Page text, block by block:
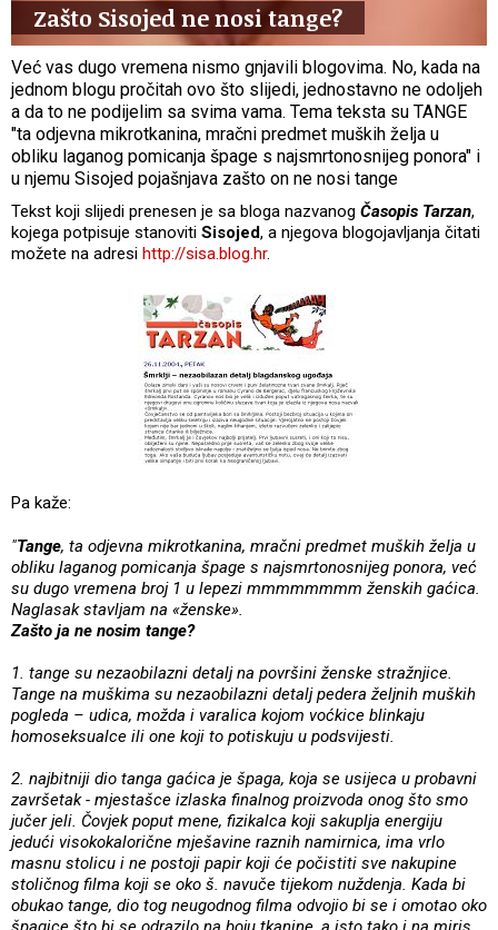
Zašto Sisojed ne nosi tange?
Već vas dugo vremena nismo gnjavili blogovima. No, kada na
jednom blogu pročitah ovo što slijedi, jednostavno ne odoljeh
a da to ne podijelim sa svima vama. Tema teksta su TANGE
"ta odjevna mikrotkanina, mračni predmet muških želja u
obliku laganog pomicanja špage s najsmrtonosnijeg ponora" i
u njemu Sisojed pojašnjava zašto on ne nosi tange
Tekst koji slijedi prenesen je sa bloga nazvanog Časopis Tarzan,
kojega potpisuje stanoviti Sisojed, a njegova blogojavljanja čitati
možete na adresi http://sisa.blog.hr.
Pa kaže:
"Tange, ta odjevna mikrotkanina, mračni predmet muških želja u
obliku laganog pomicanja špage s najsmrtonosnijeg ponora, već
su dugo vremena broj 1 u lepezi mmmmmmmm ženskih gaćica.
Naglasak stavljam na «ženske».
Zašto ja ne nosim tange?
1. tange su nezaobilazni detalj na površini ženske stražnjice.
Tange na muškima su nezaobilazni detalj pedera željnih muških
pogleda – udica, možda i varalica kojom voćkice blinkaju
homoseksualce ili one koji to potiskuju u podsvijesti.
2. najbitniji dio tanga gaćica je špaga, koja se usijeca u probavni
završetak - mjestašce izlaska finalnog proizvoda onog što smo
jučer jeli. Čovjek poput mene, fizikalca koji sakuplja energiju
jedući visokokalorične mješavine raznih namirnica, ima vrlo
masnu stolicu i ne postoji papir koji će počistiti sve nakupine
stoličnog filma koji se oko š. navuče tijekom nuždenja. Kada bi
obukao tange, dio tog neugodnog filma odvojio bi se i omotao oko